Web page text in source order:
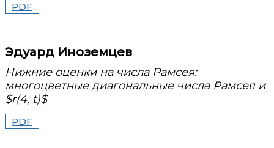
PDF
Эдуард Иноземцев
Нижние оценки на числа Рамсея:
многоцветные диагональные числа Рамсея и
$r(4, t)$
PDF